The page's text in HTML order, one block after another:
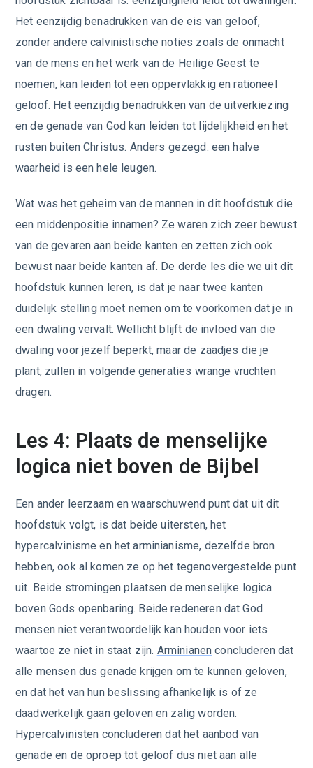
Het eenzijdig benadrukken van de eis van geloof,
zonder andere calvinistische noties zoals de onmacht
van de mens en het werk van de Heilige Geest te
noemen, kan leiden tot een oppervlakkig en rationeel
geloof. Het eenzijdig benadrukken van de uitverkiezing
en de genade van God kan leiden tot lijdelijkheid en het
rusten buiten Christus. Anders gezegd: een halve
waarheid is een hele leugen.
Wat was het geheim van de mannen in dit hoofdstuk die
een middenpositie innamen? Ze waren zich zeer bewust
van de gevaren aan beide kanten en zetten zich ook
bewust naar beide kanten af. De derde les die we uit dit
hoofdstuk kunnen leren, is dat je naar twee kanten
duidelijk stelling moet nemen om te voorkomen dat je in
een dwaling vervalt. Wellicht blijft de invloed van die
dwaling voor jezelf beperkt, maar de zaadjes die je
plant, zullen in volgende generaties wrange vruchten
dragen.
Les 4: Plaats de menselijke
logica niet boven de Bijbel
Een ander leerzaam en waarschuwend punt dat uit dit
hoofdstuk volgt, is dat beide uitersten, het
hypercalvinisme en het arminianisme, dezelfde bron
hebben, ook al komen ze op het tegenovergestelde punt
uit. Beide stromingen plaatsen de menselijke logica
boven Gods openbaring. Beide redeneren dat God
mensen niet verantwoordelijk kan houden voor iets
waartoe ze niet in staat zijn. Arminianen concluderen dat
alle mensen dus genade krijgen om te kunnen geloven,
en dat het van hun beslissing afhankelijk is of ze
daadwerkelijk gaan geloven en zalig worden.
Hypercalvinisten concluderen dat het aanbod van
genade en de oproep tot geloof dus niet aan alle